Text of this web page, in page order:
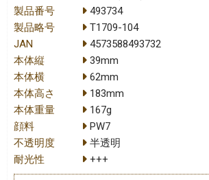
製品番号
493734
製品略号
T1709-104
JAN
4573588493732
本体縦
39mm
本体横
62mm
本体高さ
183mm
本体重量
167g
顔料
PW7
不透明度
半透明
耐光性
+++